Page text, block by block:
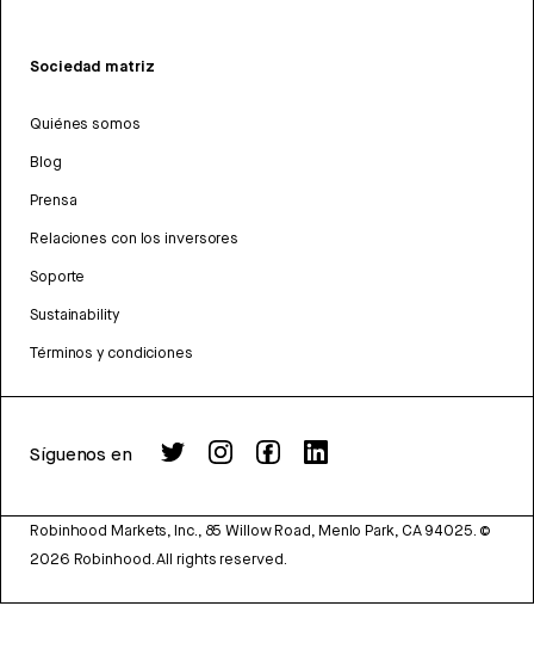
Sociedad matriz
Quiénes somos
Blog
Prensa
Relaciones con los inversores
Soporte
Sustainability
Términos y condiciones
Síguenos en
Robinhood Markets, Inc., 85 Willow Road, Menlo Park, CA 94025. ©
2026 Robinhood. All rights reserved.